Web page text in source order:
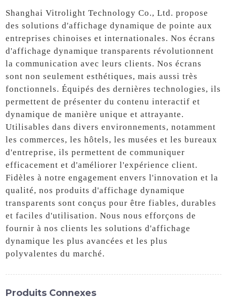
Shanghai Vitrolight Technology Co., Ltd. propose
des solutions d'affichage dynamique de pointe aux
entreprises chinoises et internationales. Nos écrans
d'affichage dynamique transparents révolutionnent
la communication avec leurs clients. Nos écrans
sont non seulement esthétiques, mais aussi très
fonctionnels. Équipés des dernières technologies, ils
permettent de présenter du contenu interactif et
dynamique de manière unique et attrayante.
Utilisables dans divers environnements, notamment
les commerces, les hôtels, les musées et les bureaux
d'entreprise, ils permettent de communiquer
efficacement et d'améliorer l'expérience client.
Fidèles à notre engagement envers l'innovation et la
qualité, nos produits d'affichage dynamique
transparents sont conçus pour être fiables, durables
et faciles d'utilisation. Nous nous efforçons de
fournir à nos clients les solutions d'affichage
dynamique les plus avancées et les plus
polyvalentes du marché.
Produits Connexes